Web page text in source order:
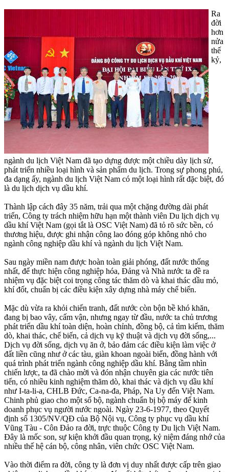
Ra
đời
hơn
nửa
thế
kỷ,
ngành du lịch Việt Nam đã tạo dựng được một chiều dày lịch sử,
phát triển nhiều loại hình và sản phẩm du lịch. Trong sự phong phú,
đa dạng ấy, ngành du lịch Việt Nam có một loại hình rất đặc biệt, đó
là du lịch dịch vụ dầu khí.
Thành lập cách đây 35 năm, trải qua một chặng đường dài phát
triển, Công ty trách nhiệm hữu hạn một thành viên Du lịch dịch vụ
dầu khí Việt Nam (gọi tắt là OSC Việt Nam) đã tỏ rõ sức bền, có
thương hiệu, được ghi nhận công lao đóng góp không nhỏ cho
ngành công nghiệp dầu khí và ngành du lịch Việt Nam.
Sau ngày miền nam được hoàn toàn giải phóng, đất nước thống
nhất, để thực hiện công nghiệp hóa, Ðảng và Nhà nước ta đề ra
nhiệm vụ đặc biệt coi trọng công tác thăm dò và khai thác dầu mỏ,
khí đốt, chuẩn bị các điều kiện xây dựng nhà máy chế biến.
Mặc dù vừa ra khỏi chiến tranh, đất nước còn bộn bề khó khăn,
đang bị bao vây, cấm vận, nhưng ngay từ đầu, nước ta chủ trương
phát triển dầu khí toàn diện, hoàn chỉnh, đồng bộ, cả tìm kiếm, thăm
dò, khai thác, chế biến, cả dịch vụ kỹ thuật và dịch vụ đời sống,...
Dịch vụ đời sống, dịch vụ ăn ở, bảo đảm các điều kiện làm việc ở
đất liền cũng như ở các tàu, giàn khoan ngoài biển, đồng hành với
quá trình phát triển ngành công nghiệp dầu khí. Bằng tầm nhìn
chiến lược, ta đã chào mời và đón nhận chuyên gia các nước tiên
tiến, có nhiều kinh nghiệm thăm dò, khai thác và dịch vụ dầu khí
như I-ta-li-a, CHLB Ðức, Ca-na-đa, Pháp, Na Uy đến Việt Nam.
Chinh phủ giao cho một số bộ, ngành chuẩn bị bộ máy để kinh
doanh phục vụ người nước ngoài. Ngày 23-6-1977, theo Quyết
định số 1305/NV/QÐ của Bộ Nội vụ, Công ty phục vụ dầu khí
Vũng Tàu - Côn Ðảo ra đời, trực thuộc Công ty Du lịch Việt Nam.
Ðây là mốc son, sự kiện khởi đầu quan trọng, kỷ niệm đáng nhớ của
nhiều thế hệ cán bộ, công nhân, viên chức OSC Việt Nam.
Vào thời điểm ra đời, công ty là đơn vị duy nhất được cấp trên giao